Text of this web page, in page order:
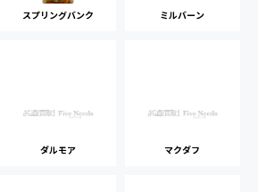
スプリングバンク ミルバーン
ダルモア マクダフ